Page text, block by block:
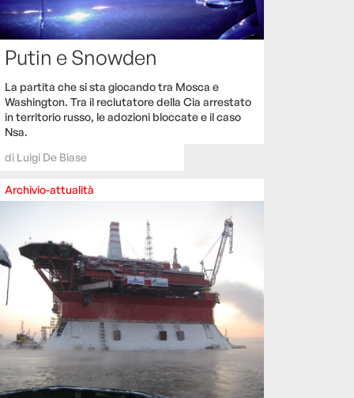
Putin e Snowden
La partita che si sta giocando tra Mosca e
Washington. Tra il reclutatore della Cia arrestato
in territorio russo, le adozioni bloccate e il caso
Nsa.
di Luigi De Biase
Archivio-attualità